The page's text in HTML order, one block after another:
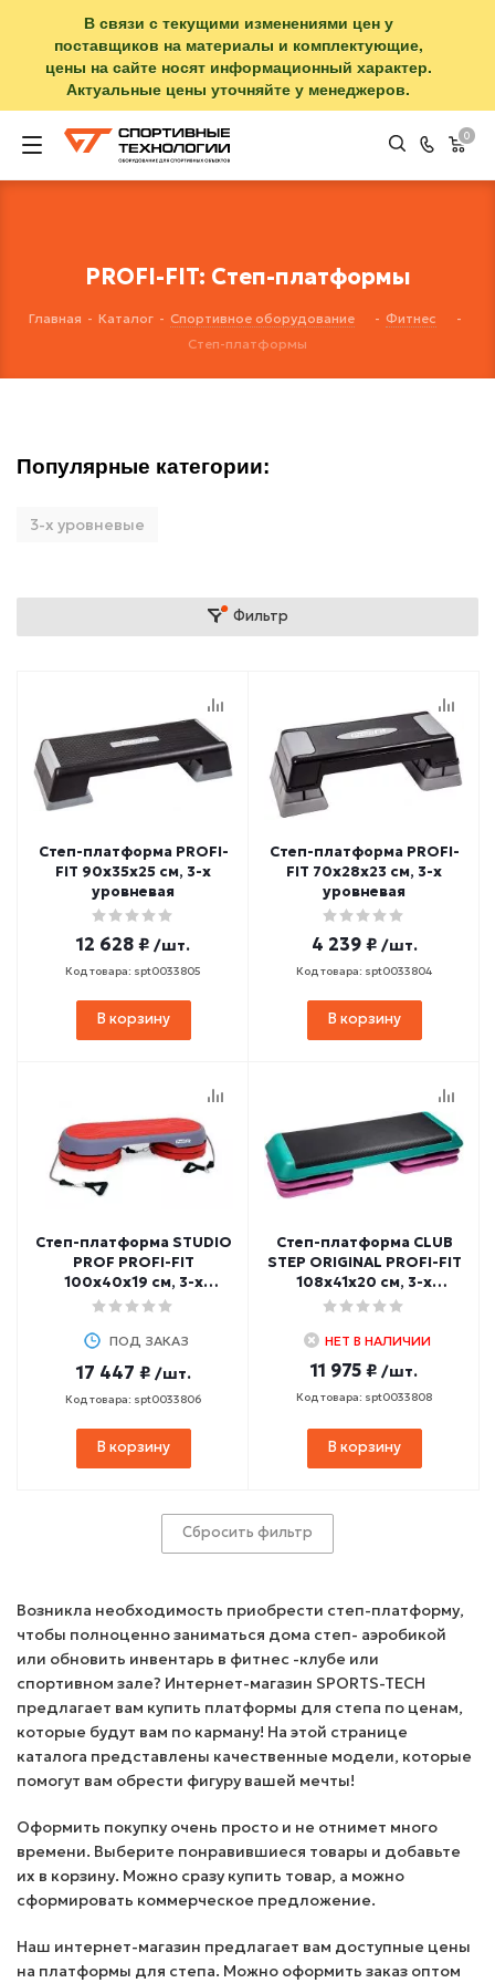
В связи с текущими изменениями цен у
поставщиков на материалы и комплектующие,
цены на сайте носят информационный характер.
Актуальные цены уточняйте у менеджеров.
0
PROFI-FIT: Степ-платформы
Главная - Каталог - Спортивное оборудование - Фитнес
-
Степ-платформы
Популярные категории:
3-х уровневые
Фильтр
Степ-платформа PROFI-
FIT 90х35х25 см, 3-х
уровневая
12 628 ₽ /шт.
Код товара: spt0033805
В корзину
Степ-платформа PROFI-
FIT 70х28х23 см, 3-х
уровневая
4 239 ₽ /шт.
Код товара: spt0033804
В корзину
Степ-платформа STUDIO
PROF PROFI-FIT
100х40х19 см, 3-х
уровневая
ПОД ЗАКАЗ
17 447 ₽ /шт.
Код товара: spt0033806
В корзину
Степ-платформа CLUB
STEP ORIGINAL PROFI-FIT
108х41х20 см, 3-х
уровневая
НЕТ В НАЛИЧИИ
11 975 ₽ /шт.
Код товара: spt0033808
В корзину
Сбросить фильтр
Возникла необходимость приобрести степ-платформу,
чтобы полноценно заниматься дома степ- аэробикой
или обновить инвентарь в фитнес -клубе или
спортивном зале? Интернет-магазин SPORTS-TECH
предлагает вам купить платформы для степа по ценам,
которые будут вам по карману! На этой странице
каталога представлены качественные модели, которые
помогут вам обрести фигуру вашей мечты!
Оформить покупку очень просто и не отнимет много
времени. Выберите понравившиеся товары и добавьте
их в корзину. Можно сразу купить товар, а можно
сформировать коммерческое предложение.
Наш интернет-магазин предлагает вам доступные цены
на платформы для степа. Можно оформить заказ оптом